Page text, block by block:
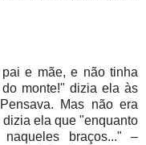
e mãe, e não tinha
monte!" dizia ela às
Mas não era
ela que "enquanto
braços..." –